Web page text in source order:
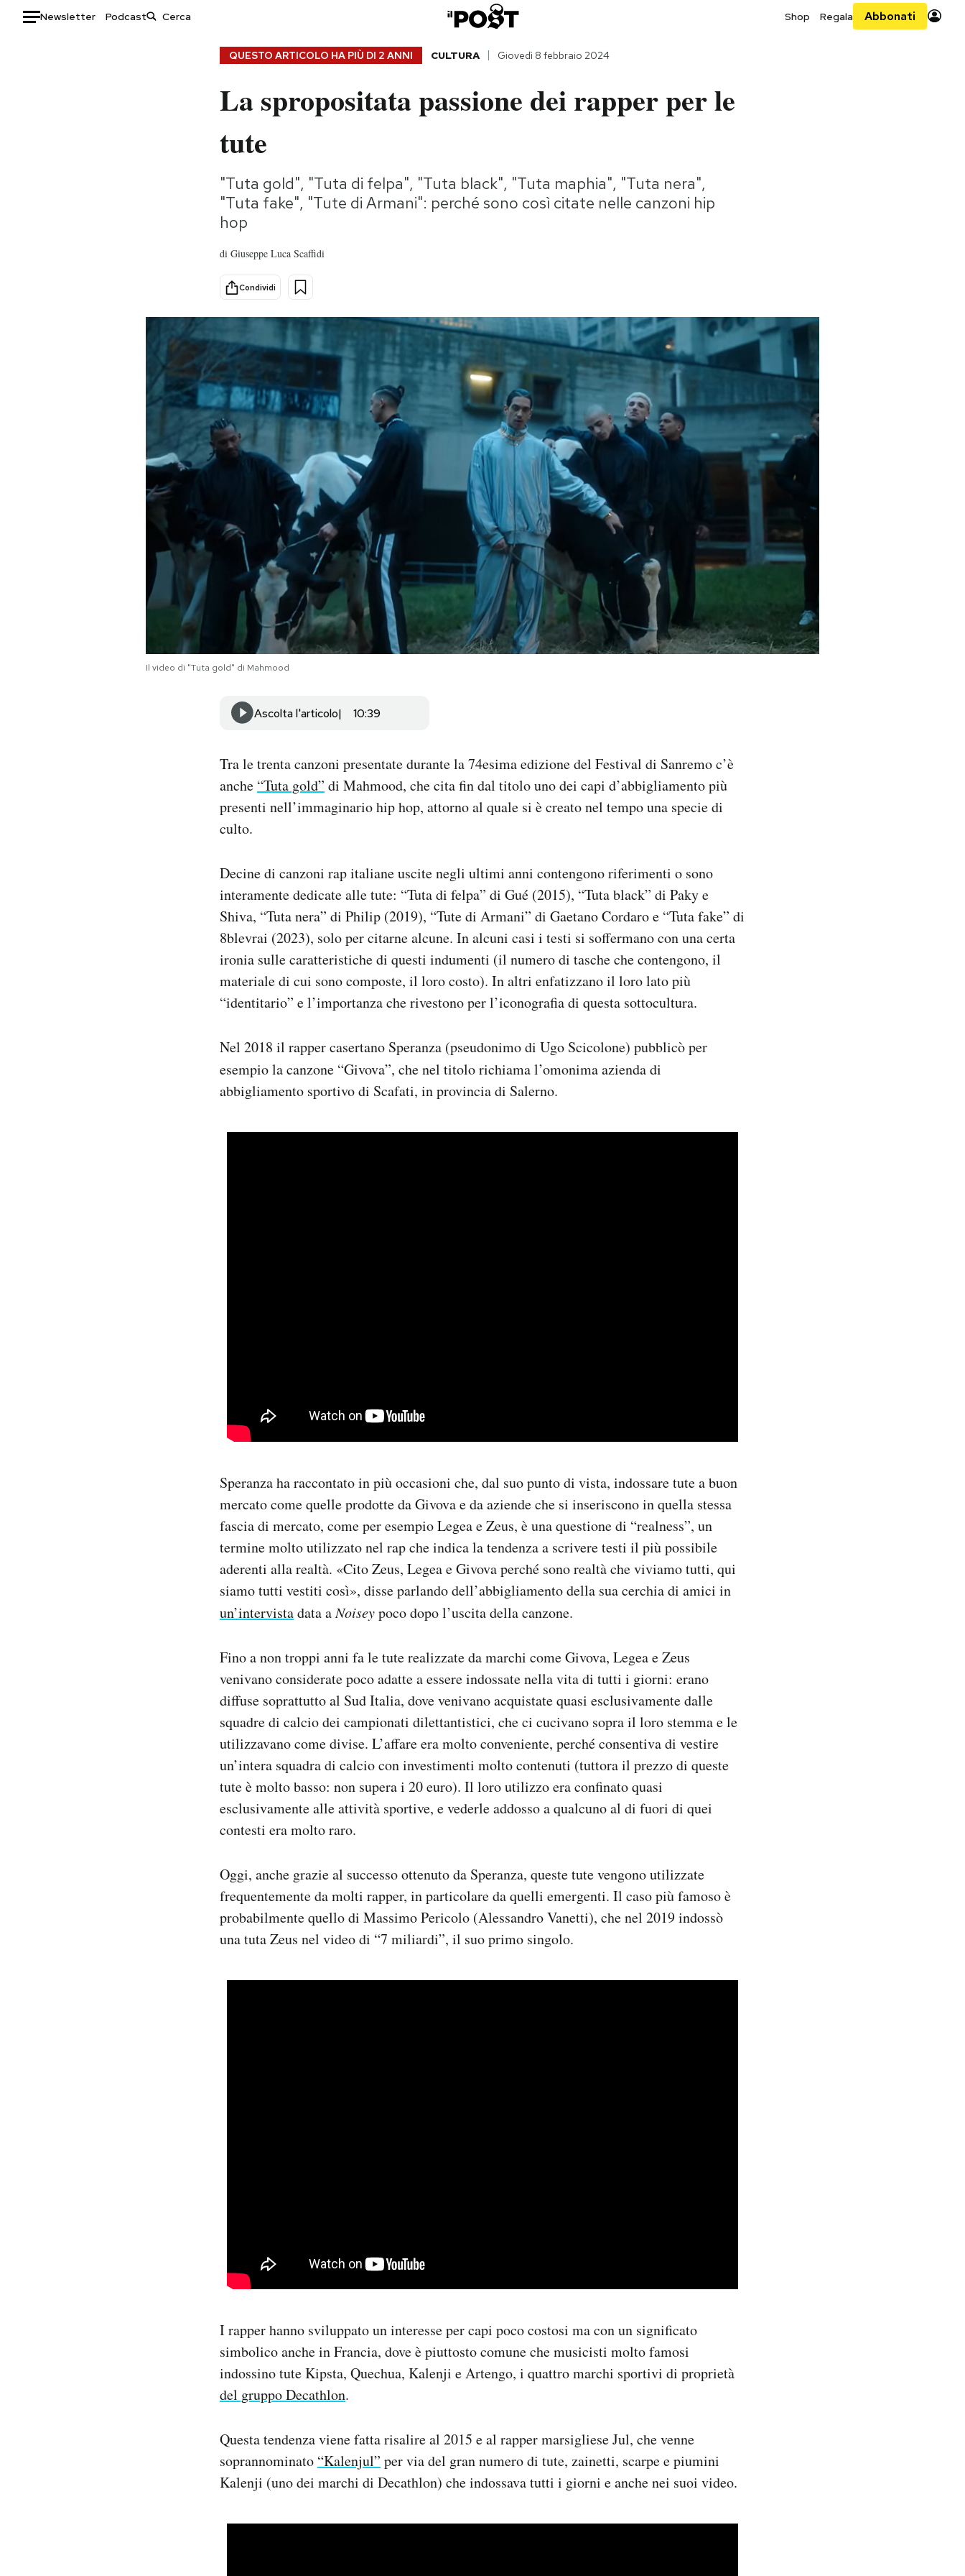
Newsletter Podcast Shop Regala Abbonati
Storie/Idee
Ok Boomer!
Mondiali calcio 2026
QUESTO ARTICOLO HA PIÙ DI 2 ANNI CULTURA Giovedì 8 febbraio 2024
La spropositata passione dei rapper per le
tute
"Tuta gold", "Tuta di felpa", "Tuta black", "Tuta maphia", "Tuta nera",
"Tuta fake", "Tute di Armani": perché sono così citate nelle canzoni hip
hop
di Giuseppe Luca Scaffidi
Condividi
Il video di "Tuta gold" di Mahmood
Ascolta l'articolo 10:39
Tra le trenta canzoni presentate durante la 74esima edizione del Festival di Sanremo c’è
anche “Tuta gold” di Mahmood, che cita fin dal titolo uno dei capi d’abbigliamento più
presenti nell’immaginario hip hop, attorno al quale si è creato nel tempo una specie di
culto.
Decine di canzoni rap italiane uscite negli ultimi anni contengono riferimenti o sono
interamente dedicate alle tute: “Tuta di felpa” di Gué (2015), “Tuta black” di Paky e
Shiva, “Tuta nera” di Philip (2019), “Tute di Armani” di Gaetano Cordaro e ​​“Tuta fake” di
8blevrai (2023), solo per citarne alcune. In alcuni casi i testi si soffermano con una certa
ironia sulle caratteristiche di questi indumenti (il numero di tasche che contengono, il
materiale di cui sono composte, il loro costo). In altri enfatizzano il loro lato più
“identitario” e l’importanza che rivestono per l’iconografia di questa sottocultura.
Nel 2018 il rapper casertano Speranza (pseudonimo di Ugo Scicolone) pubblicò per
esempio la canzone “Givova”, che nel titolo richiama l’omonima azienda di
abbigliamento sportivo di Scafati, in provincia di Salerno.
Speranza ha raccontato in più occasioni che, dal suo punto di vista, indossare tute a buon
mercato come quelle prodotte da Givova e da aziende che si inseriscono in quella stessa
fascia di mercato, come per esempio Legea e Zeus, è una questione di “realness”, un
termine molto utilizzato nel rap che indica la tendenza a scrivere testi il più possibile
aderenti alla realtà. «Cito Zeus, Legea e Givova perché sono realtà che viviamo tutti, qui
siamo tutti vestiti così», disse parlando dell’abbigliamento della sua cerchia di amici in
un’intervistadata aNoiseypoco dopo l’uscita della canzone.
Fino a non troppi anni fa le tute realizzate da marchi come Givova, Legea e Zeus
venivano considerate poco adatte a essere indossate nella vita di tutti i giorni: erano
diffuse soprattutto al Sud Italia, dove venivano acquistate quasi esclusivamente dalle
squadre di calcio dei campionati dilettantistici, che ci cucivano sopra il loro stemma e le
utilizzavano come divise. L’affare era molto conveniente, perché consentiva di vestire
un’intera squadra di calcio con investimenti molto contenuti (tuttora il prezzo di queste
tute è molto basso: non supera i 20 euro). Il loro utilizzo era confinato quasi
esclusivamente alle attività sportive, e vederle addosso a qualcuno al di fuori di quei
contesti era molto raro.
Oggi, anche grazie al successo ottenuto da Speranza, queste tute vengono utilizzate
frequentemente da molti rapper, in particolare da quelli emergenti. Il caso più famoso è
probabilmente quello di Massimo Pericolo (Alessandro Vanetti), che nel 2019 indossò
una tuta Zeus nel video di “7 miliardi”, il suo primo singolo.
I rapper hanno sviluppato un interesse per capi poco costosi ma con un significato
simbolico anche in Francia, dove è piuttosto comune che musicisti molto famosi
indossino tute Kipsta, Quechua, Kalenji e Artengo, i quattro marchi sportivi di proprietà
del gruppo Decathlon.
Questa tendenza viene fatta risalire al 2015 e al rapper marsigliese Jul, che venne
soprannominato “Kalenjul” per via del gran numero di tute, zainetti, scarpe e piumini
Kalenji (uno dei marchi di Decathlon) che indossava tutti i giorni e anche nei suoi video.